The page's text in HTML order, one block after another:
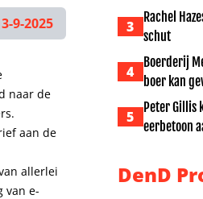
3-9-2025
naar de
aan de
allerlei
van e-
3
Rachel
schut
4
Boerderij
boer kan
5
Peter Gillis
eerbetoon
DenD